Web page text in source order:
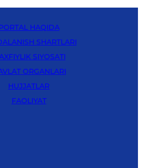
HAQIDA
SHARTLARI
SIYOSATI
ORGANLARI
HUJJATLAR
FAOLIYAT